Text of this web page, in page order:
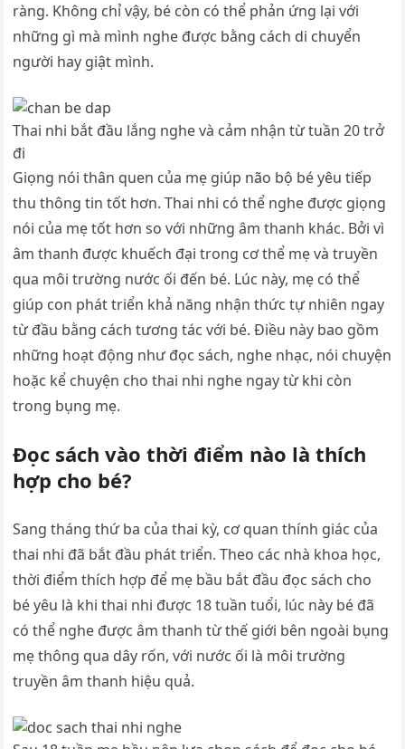
ràng. Không chỉ vậy, bé còn có thể phản ứng lại với
những gì mà mình nghe được bằng cách di chuyển
người hay giật mình.
Thai nhi bắt đầu lắng nghe và cảm nhận từ tuần 20 trở
đi
Giọng nói thân quen của mẹ giúp não bộ bé yêu tiếp
thu thông tin tốt hơn. Thai nhi có thể nghe được giọng
nói của mẹ tốt hơn so với những âm thanh khác. Bởi vì
âm thanh được khuếch đại trong cơ thể mẹ và truyền
qua môi trường nước ối đến bé. Lúc này, mẹ có thể
giúp con phát triển khả năng nhận thức tự nhiên ngay
từ đầu bằng cách tương tác với bé. Điều này bao gồm
những hoạt động như đọc sách, nghe nhạc, nói chuyện
hoặc kể chuyện cho thai nhi nghe ngay từ khi còn
trong bụng mẹ.
Đọc sách vào thời điểm nào là thích
hợp cho bé?
Sang tháng thứ ba của thai kỳ, cơ quan thính giác của
thai nhi đã bắt đầu phát triển. Theo các nhà khoa học,
thời điểm thích hợp để mẹ bầu bắt đầu đọc sách cho
bé yêu là khi thai nhi được 18 tuần tuổi, lúc này bé đã
có thể nghe được âm thanh từ thế giới bên ngoài bụng
mẹ thông qua dây rốn, với nước ối là môi trường
truyền âm thanh hiệu quả.